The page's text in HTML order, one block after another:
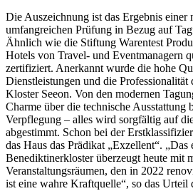
Die Auszeichnung ist das Ergebnis einer
umfangreichen Prüfung in Bezug auf
Ähnlich wie die Stiftung Warentest
Hotels von Travel- und Eventmanagern
zertifiziert. Anerkannt wurde die hohe
Dienstleistungen und die Professionalität
Kloster Seeon. Von den modernen
Charme über die technische Ausstattung
Verpflegung – alles wird sorgfältig auf
abgestimmt. Schon bei der
das Haus das Prädikat „Exzellent“. „Das
Benediktinerkloster überzeugt heute mit
Veranstaltungsräumen, den in 2022
ist eine wahre Kraftquelle“, so das Urteil